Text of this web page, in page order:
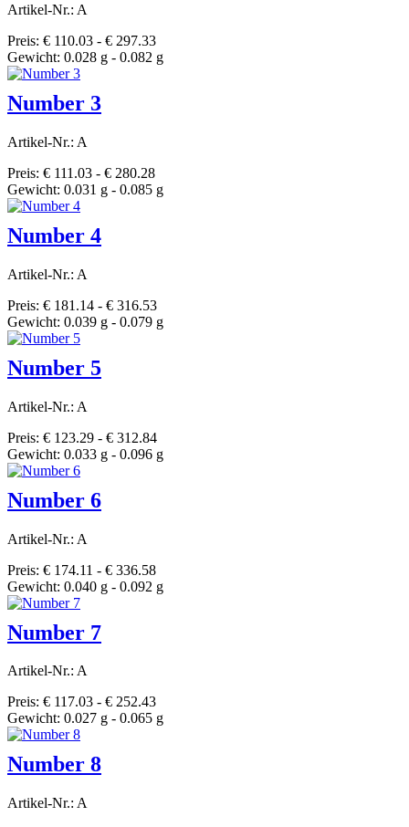
Artikel-Nr.: A
Preis: € 110.03 - € 297.33
Gewicht: 0.028 g - 0.082 g
Number 3
Artikel-Nr.: A
Preis: € 111.03 - € 280.28
Gewicht: 0.031 g - 0.085 g
Number 4
Artikel-Nr.: A
Preis: € 181.14 - € 316.53
Gewicht: 0.039 g - 0.079 g
Number 5
Artikel-Nr.: A
Preis: € 123.29 - € 312.84
Gewicht: 0.033 g - 0.096 g
Number 6
Artikel-Nr.: A
Preis: € 174.11 - € 336.58
Gewicht: 0.040 g - 0.092 g
Number 7
Artikel-Nr.: A
Preis: € 117.03 - € 252.43
Gewicht: 0.027 g - 0.065 g
Number 8
Artikel-Nr.: A